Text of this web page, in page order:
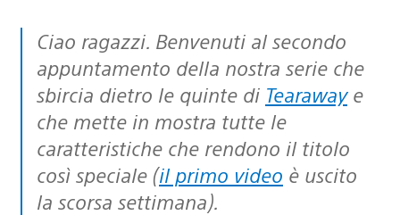
Ciao ragazzi. Benvenuti al secondo
appuntamento della nostra serie che
sbircia dietro le quinte di Tearawaye
che mette in mostra tutte le
caratteristiche che rendono il titolo
così speciale (il primo video è uscito
la scorsa settimana).